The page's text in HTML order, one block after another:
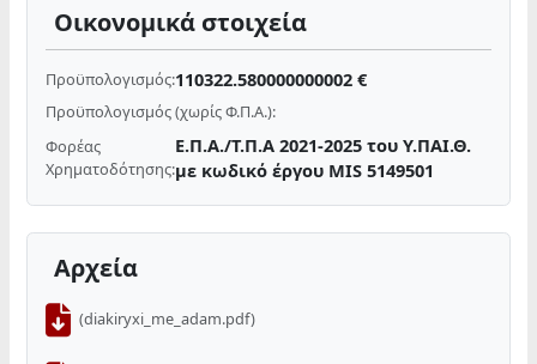
Οικονομικά στοιχεία
Προϋπολογισμός:110322.580000000002 €
Προϋπολογισμός (χωρίς Φ.Π.Α.):
Φορέας
Χρηματοδότησης:
Ε.Π.Α./Τ.Π.Α 2021-2025 του Υ.ΠΑΙ.Θ.
με κωδικό έργου MIS 5149501
Αρχεία
(diakiryxi_me_adam.pdf)